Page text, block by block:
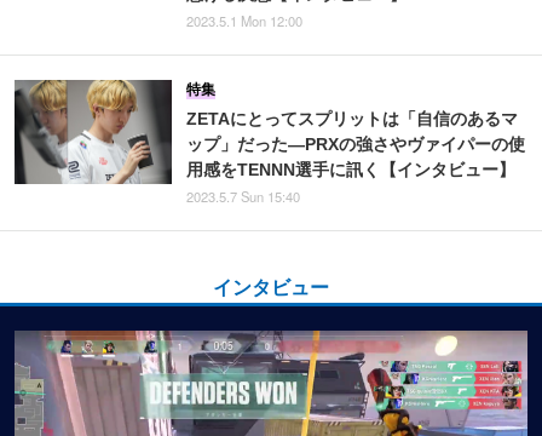
2023.5.1 Mon 12:00
ZETAにとってスプリットは「自信のあるマ
ップ」だった―PRXの強さやヴァイパーの使
用感をTENNN選手に訊く【インタビュー】
特集
2023.5.7 Sun 15:40
インタビュー